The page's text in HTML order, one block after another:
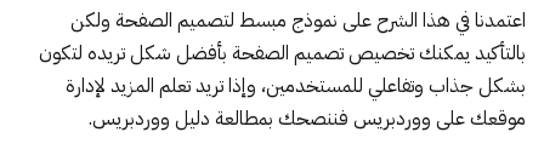
اعتمدنا في هذا الشرح على نموذج مبسط لتصميم الصفحة ولكن
بالتأكيد يمكنك تخصيص تصميم الصفحة بأفضل شكل تريده لتكون
بشكل جذاب وتفاعلي للمستخدمين، وإذا تريد تعلم المزيد لإدارة
موقعك على ووردبريس فننصحك بمطالعة دليل ووردبريس.